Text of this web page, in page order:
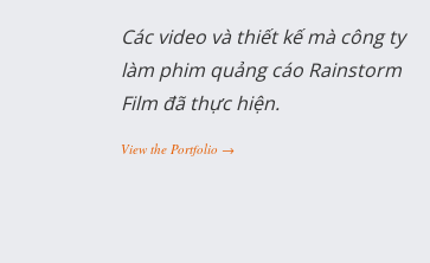
Các video và thiết kế mà công ty
làm phim quảng cáo Rainstorm
Film đã thực hiện.
View the Portfolio →